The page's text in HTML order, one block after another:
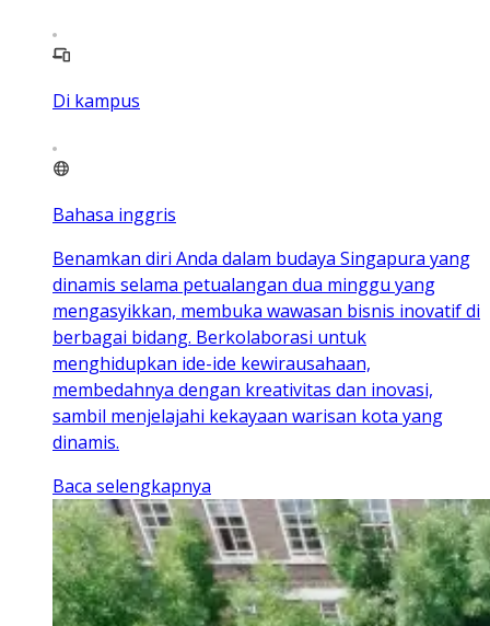
Di kampus
Bahasa inggris
Benamkan diri Anda dalam budaya Singapura yang
dinamis selama petualangan dua minggu yang
mengasyikkan, membuka wawasan bisnis inovatif di
berbagai bidang. Berkolaborasi untuk
menghidupkan ide-ide kewirausahaan,
membedahnya dengan kreativitas dan inovasi,
sambil menjelajahi kekayaan warisan kota yang
dinamis.
Baca selengkapnya